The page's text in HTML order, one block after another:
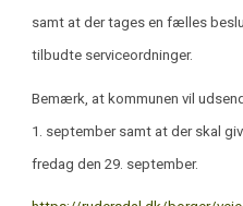
samt at der tages en fælles
tilbudte serviceordninger.
Bemærk, at kommunen vil
1. september samt at der skal
fredag den 29. september.